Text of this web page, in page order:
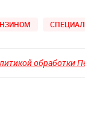
обработки